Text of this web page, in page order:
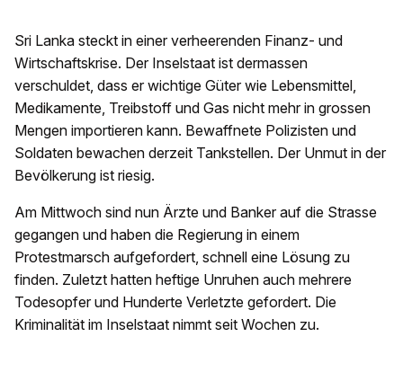
Sri Lanka steckt in einer verheerenden Finanz- und
Wirtschaftskrise. Der Inselstaat ist dermassen
verschuldet, dass er wichtige Güter wie Lebensmittel,
Medikamente, Treibstoff und Gas nicht mehr in grossen
Mengen importieren kann. Bewaffnete Polizisten und
Soldaten bewachen derzeit Tankstellen. Der Unmut in der
Bevölkerung ist riesig.
Am Mittwoch sind nun Ärzte und Banker auf die Strasse
gegangen und haben die Regierung in einem
Protestmarsch aufgefordert, schnell eine Lösung zu
finden. Zuletzt hatten heftige Unruhen auch mehrere
Todesopfer und Hunderte Verletzte gefordert. Die
Kriminalität im Inselstaat nimmt seit Wochen zu.